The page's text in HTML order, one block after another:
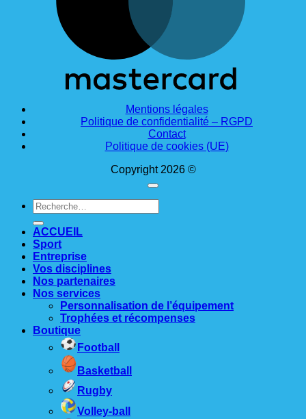
Mentions légales
Politique de confidentialité – RGPD
Contact
Politique de cookies (UE)
Copyright 2026 ©
Recherche
pour :
ACCUEIL
Sport
Entreprise
Vos disciplines
Nos partenaires
Nos services
Personnalisation de l’équipement
Trophées et récompenses
Boutique
Football
Basketball
Rugby
Volley-ball